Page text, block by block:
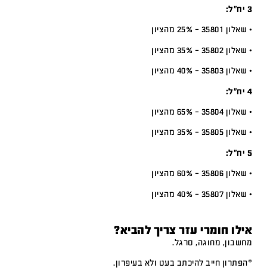
3 יח”ל:
• שאלון 35801 – 25% מהציון
• שאלון 35802 – 35% מהציון
• שאלון 35803 – 40% מהציון
4 יח”ל:
• שאלון 35804 – 65% מהציון
• שאלון 35805 – 35% מהציון
5 יח”ל:
• שאלון 35806 – 60% מהציון
• שאלון 35807 – 40% מהציון
אילו חומרי עזר צריך להביא?
מחשבון, מחוגה, סרגל.
*הפתרון חייב להיכתב בעט ולא בעיפרון.